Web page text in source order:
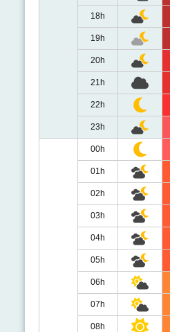
18h
19h
20h
21h
22h
23h
00h
01h
02h
03h
04h
05h
06h
07h
08h